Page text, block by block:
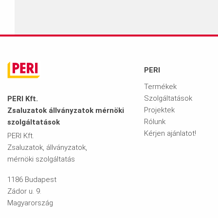
PERI Kft.
Zsaluzatok állványzatok mérnöki
szolgáltatások
PERI Kft.
Zsaluzatok, állványzatok,
mérnöki szolgáltatás
1186 Budapest
Zádor u. 9.
Magyarország
PERI
Termékek
Szolgáltatások
Projektek
Rólunk
Kérjen ajánlatot!